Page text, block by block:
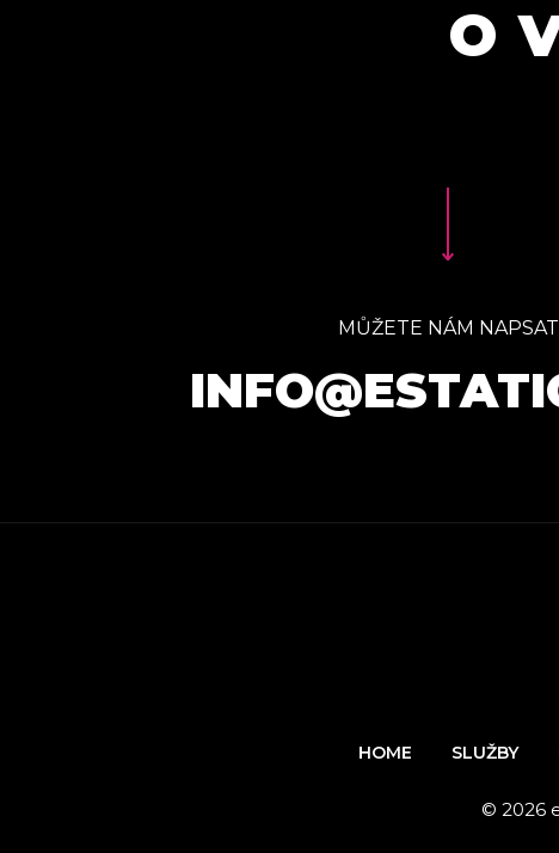
O
MŮŽETE NÁM NAPSAT
HOME SLUŽBY
© 2026